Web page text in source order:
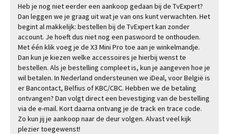
Heb je nog niet eerder een aankoop gedaan bij de TvExpert?
Dan leggen we je graag uit wat je van ons kunt verwachten. Het
begint al makkelijk: bestellen bij de TvExpert kan zonder
account. Je hoeft dus niet nog een paswoord te onthouden.
Met één klik voeg je de X3 Mini Pro toe aan je winkelmandje.
Dan kun je kiezen welke accessoires je hierbij wenst te
bestellen. Als je bestelling compleet is, kun je aangeven hoe je
wil betalen. In Nederland ondersteunen we iDeal, voor België is
er Bancontact, Belfius of KBC/CBC. Hebben we de betaling
ontvangen? Dan volgt direct een bevestiging van de bestelling
via de e-mail. Kort daarna ontvang je de track en trace code.
Zo kun jij je aankoop naar de deur volgen. Alvast veel kijk
plezier toegewenst!